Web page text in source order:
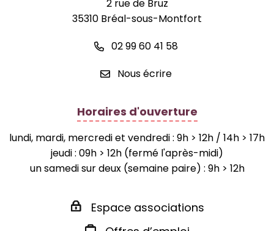
2 rue de Bruz
35310 Bréal-sous-Montfort
02 99 60 41 58
Nous écrire
Horaires d'ouverture
lundi, mardi, mercredi et vendredi : 9h > 12h / 14h > 17h
jeudi : 09h > 12h (fermé l'après-midi)
un samedi sur deux (semaine paire) : 9h > 12h
Espace associations